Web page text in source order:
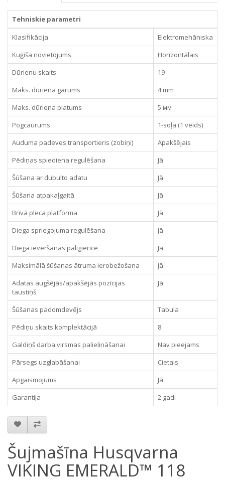
Tehniskie parametri
Klasifikācija
Elektromehāniska
Kuģīša novietojums
Horizontālais
Dūrienu skaits
19
Maks. dūriena garums
4 mm
Maks. dūriena platums
5 мм
Pogcaurums
1-soļa (1 veids)
Auduma padeves transportieris (zobiņi)
Apakšējais
Pēdiņas spiediena regulēšana
Jā
Šūšana ar dubulto adatu
Jā
Šūšana atpakaļgaitā
Jā
Brīvā pleca platforma
Jā
Diega spriegojuma regulēšana
Jā
Diega ievēršanas palīgierīce
Jā
Maksimālā šūšanas ātruma ierobežošana
Jā
Adatas augšējās/apakšējās pozīcijas
taustiņš
Jā
Šūšanas padomdevējs
Tabula
Pēdiņu skaits komplektācijā
8
Galdiņš darba virsmas palielināšanai
Nav pieejams
Pārsegs uzglabāšanai
Cietais
Apgaismojums
Jā
Garantija
2 gadi
Šujmašīna Husqvarna
VIKING EMERALD™ 118